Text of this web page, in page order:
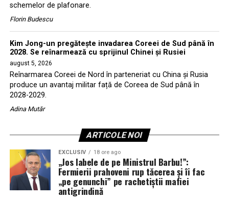
schemelor de plafonare.
Florin Budescu
Kim Jong-un pregătește invadarea Coreei de Sud până în
2028. Se reînarmează cu sprijinul Chinei și Rusiei
august 5, 2026
Reînarmarea Coreei de Nord în parteneriat cu China și Rusia
produce un avantaj militar față de Coreea de Sud până în
2028-2029.
Adina Mutăr
ARTICOLE NOI
EXCLUSIV 18 ore ago
„Jos labele de pe Ministrul Barbu!”:
Fermierii prahoveni rup tăcerea și îi fac
„pe genunchi” pe rachetiștii mafiei
antigrindină